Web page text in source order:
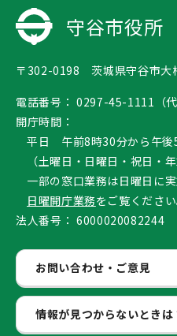
守谷市役所
〒302-0198 茨城県守谷市大
電話番号： 0297-45-1111（代
開庁時間：
平日 午前8時30分から午後
（土曜日・日曜日・祝日・
一部の窓口業務は日曜日に実
日曜開庁業務をご覧ください
法人番号： 6000020082244
お問い合わせ・ご意見
情報が見つからないときは